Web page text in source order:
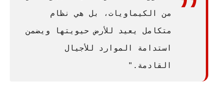
من الكيماويات، بل هي نظام
متكامل يعيد للأرض حيويتها ويضمن
استدامة الموارد للأجيال
القادمة."